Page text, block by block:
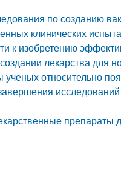
по созданию
клинических
к изобретению
лекарства для
относительно